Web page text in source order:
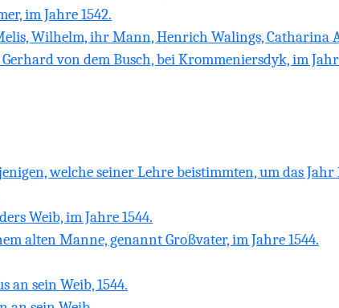
im Jahre 1542.
Wilhelm, ihr Mann, Henrich Walings, Catharina
von dem Busch, bei Krommeniersdyk, im
welche seiner Lehre beistimmten, um das Jahr
Weib, im Jahre 1544.
alten Manne, genannt Großvater, im Jahre 1544.
an sein Weib, 1544.